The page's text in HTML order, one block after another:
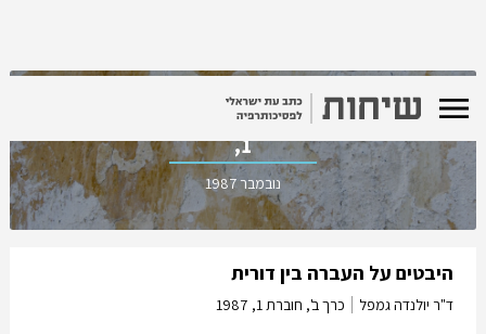
כרך ב', חוברת
1,
נובמבר 1987
היבטים על העברה בין דורית
ד"ר יולנדה גמפל כרך ב', חוברת 1, 1987